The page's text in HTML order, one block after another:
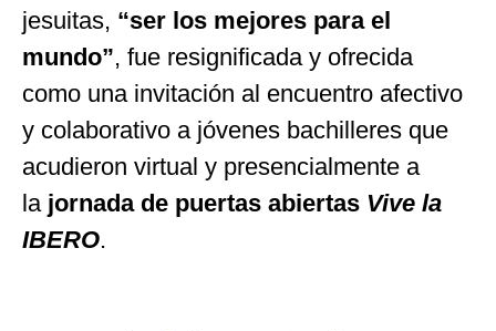
jesuitas, “ser los mejores para el
mundo”, fue resignificada y ofrecida
como una invitación al encuentro afectivo
y colaborativo a jóvenes bachilleres que
acudieron virtual y presencialmente a
la jornada de puertas abiertas Vive la
IBERO.